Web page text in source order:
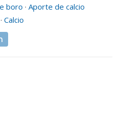
boro · Aporte de calcio
· Calcio